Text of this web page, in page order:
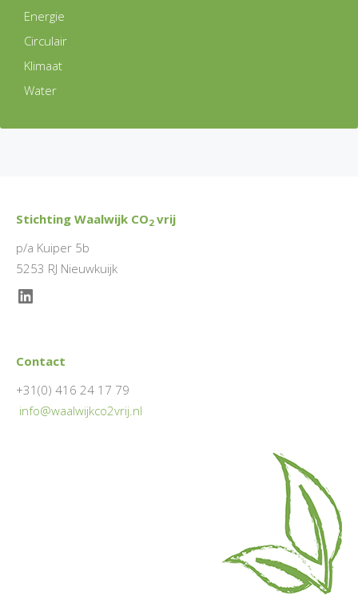
Energie
Circulair
Klimaat
Water
Stichting Waalwijk CO2vrij
p/a Kuiper 5b
5253 RJ Nieuwkuijk
LinkedIn
Contact
+31(0) 416 24 17 79
info@waalwijkco2vrij.nl